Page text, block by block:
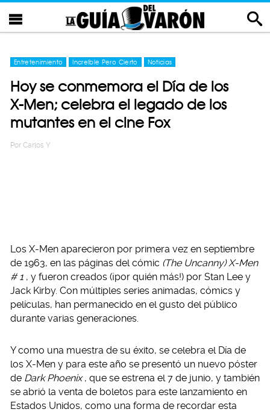
Entretenimiento Increíble Pero Cierto Noticias
Hoy se conmemora el Día de los
X-Men; celebra el legado de los
mutantes en el cine Fox
Por Carlos Y
Los X-Men aparecieron por primera vez en septiembre
de 1963, en las páginas del cómic (The Uncanny) X-Men
# 1 , y fueron creados (¡por quién más!) por Stan Lee y
Jack Kirby. Con múltiples series animadas, cómics y
películas, han permanecido en el gusto del público
durante varias generaciones.
Y como una muestra de su éxito, se celebra el Día de
los X-Men y para este año se presentó un nuevo póster
de Dark Phoenix , que se estrena el 7 de junio, y también
se abrió la venta de boletos para este lanzamiento en
Estados Unidos, como una forma de recordar esta